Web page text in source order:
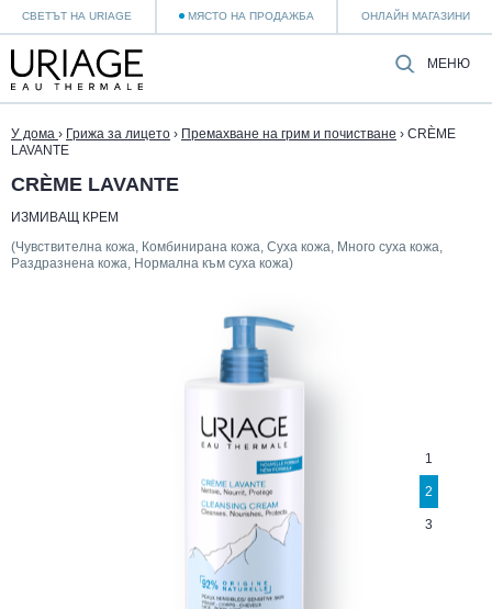
СВЕТЪТ НА URIAGE МЯСТО НА ПРОДАЖБА ОНЛАЙН МАГАЗИНИ
МЕНЮ
У дома › Грижа за лицето › Премахване на грим и почистване › CRÈME
LAVANTE
CRÈME LAVANTE
ИЗМИВАЩ КРЕМ
(Чувствителна кожа, Комбинирана кожа, Суха кожа, Много суха кожа,
Раздразнена кожа, Нормална към суха кожа)
1
2
3